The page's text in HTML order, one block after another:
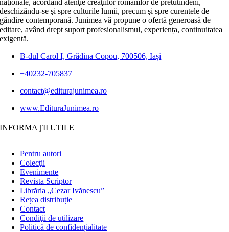
naţionale, acordând atenţie creaţiilor românilor de pretutindeni,
deschizându-se şi spre culturile lumii, precum şi spre curentele de
gândire contemporană. Junimea vă propune o ofertă generoasă de
editare, având drept suport profesionalismul, experiența, continuitatea
exigentă.
B-dul Carol I, Grădina Copou, 700506, Iași
+40232-705837
contact@editurajunimea.ro
www.EdituraJunimea.ro
INFORMAŢII UTILE
Pentru autori
Colecţii
Evenimente
Revista Scriptor
Librăria „Cezar Ivănescu”
Rețea distribuție
Contact
Condiţii de utilizare
Politică de confidențialitate